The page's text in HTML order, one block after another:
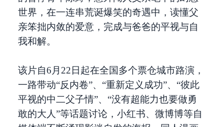
世界，在一连串荒诞爆笑的奇遇中，读懂父
亲笨拙内敛的爱意，完成与爸爸的平视与自
我和解。
该片自6月22日起在全国多个票仓城市路演，
一路带动“反内卷”、“重新定义成功”、“彼此
平视的中二父子情”、“没有超能力也要做勇
敢的大人”等话题讨论，小红书、微博博等自